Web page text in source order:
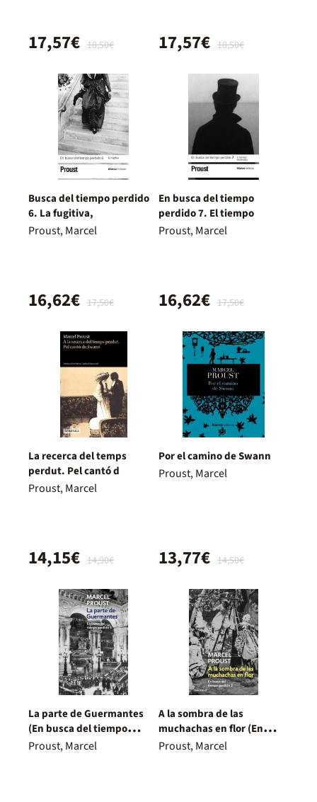
18,50€
17,57€ 18,50€
17,57€
Busca del tiempo perdido
6. La fugitiva,
Proust, Marcel
17,50€
16,62€
En busca del tiempo
perdido 7. El tiempo
Proust, Marcel
17,50€
16,62€
La recerca del temps
perdut. Pel cantó d
Proust, Marcel
14,90€
14,15€
Por el camino de Swann
Proust, Marcel
14,50€
13,77€
La parte de Guermantes
(En busca del tiempo
perdido 3)
Proust, Marcel
A la sombra de las
muchachas en flor (En
busca del tiempo perdido
Proust, Marcel